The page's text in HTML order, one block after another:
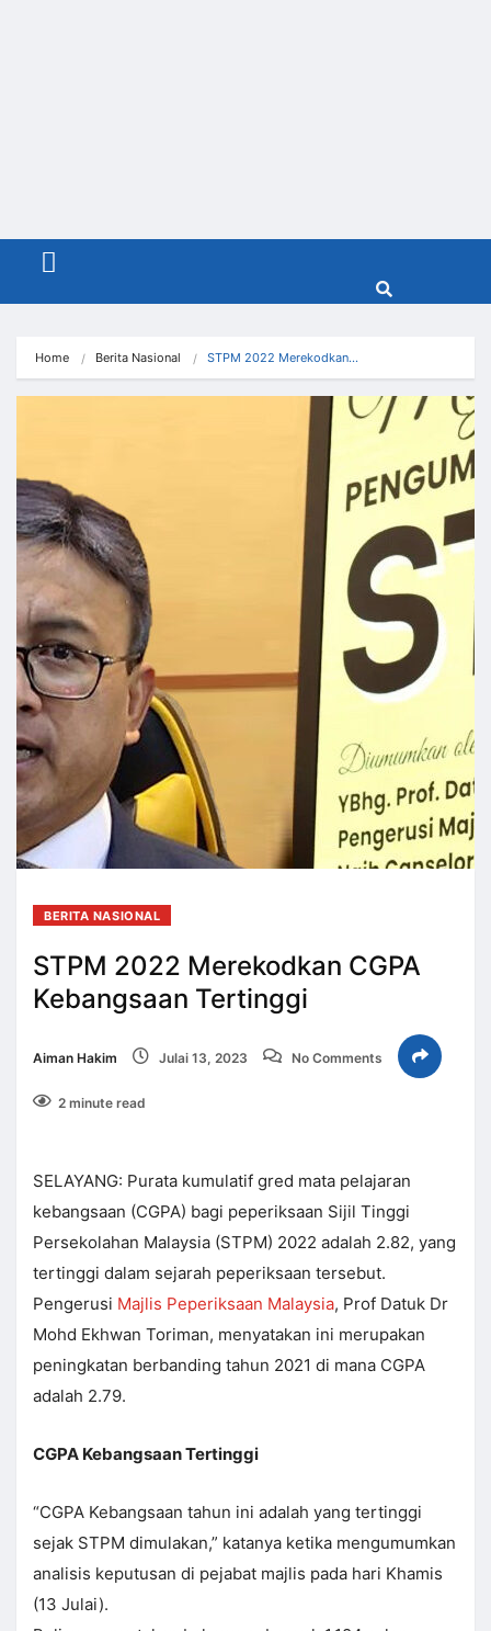
Menu
Home Berita Nasional STPM 2022 Merekodkan…
BERITA NASIONAL
STPM 2022 Merekodkan CGPA
Kebangsaan Tertinggi
Aiman Hakim Julai 13, 2023 No Comments
2 minute read
SELAYANG: Purata kumulatif gred mata pelajaran
kebangsaan (CGPA) bagi peperiksaan Sijil Tinggi
Persekolahan Malaysia (STPM) 2022 adalah 2.82, yang
tertinggi dalam sejarah peperiksaan tersebut.
Pengerusi Majlis Peperiksaan Malaysia, Prof Datuk Dr
Mohd Ekhwan Toriman, menyatakan ini merupakan
peningkatan berbanding tahun 2021 di mana CGPA
adalah 2.79.
CGPA Kebangsaan Tertinggi
“CGPA Kebangsaan tahun ini adalah yang tertinggi
sejak STPM dimulakan,” katanya ketika mengumumkan
analisis keputusan di pejabat majlis pada hari Khamis
(13 Julai).